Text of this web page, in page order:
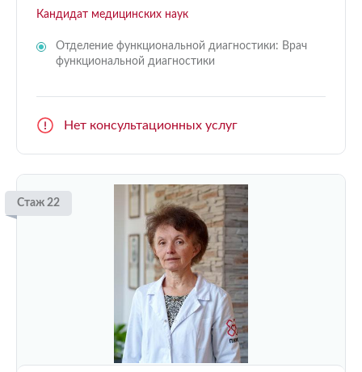
Кандидат медицинских наук
Отделение функциональной диагностики: Врач
функциональной диагностики
Нет консультационных услуг
Стаж 22